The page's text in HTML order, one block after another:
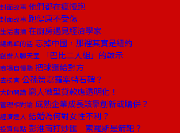
封面故事 他們都在瘋慢跑
封面故事 跑健康不受傷
生活書摘 在廚房遇見經濟學家
總編輯的話 忘掉中國，那裡其實是紐約
創辦人聊天室 「巴比二人組」的啟示
商場自慢塾 把球還給對方
去梯言 公孫策寫羅塞特石碑？
大師開講 窮人微型貸款應透明化！
管理相對論 成熟企業成長該靠創新或購併？
經濟達人 結婚為何對女性不利？
投資焦點 彭淮南打炒匯 索羅斯是箭靶？